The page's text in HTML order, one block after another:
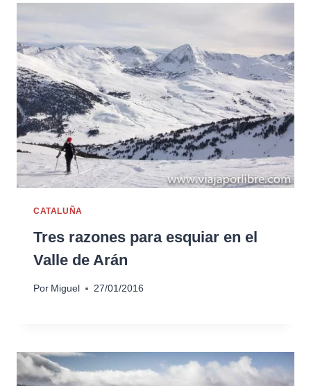
CATALUÑA
Tres razones para esquiar en el
Valle de Arán
Por Miguel 27/01/2016